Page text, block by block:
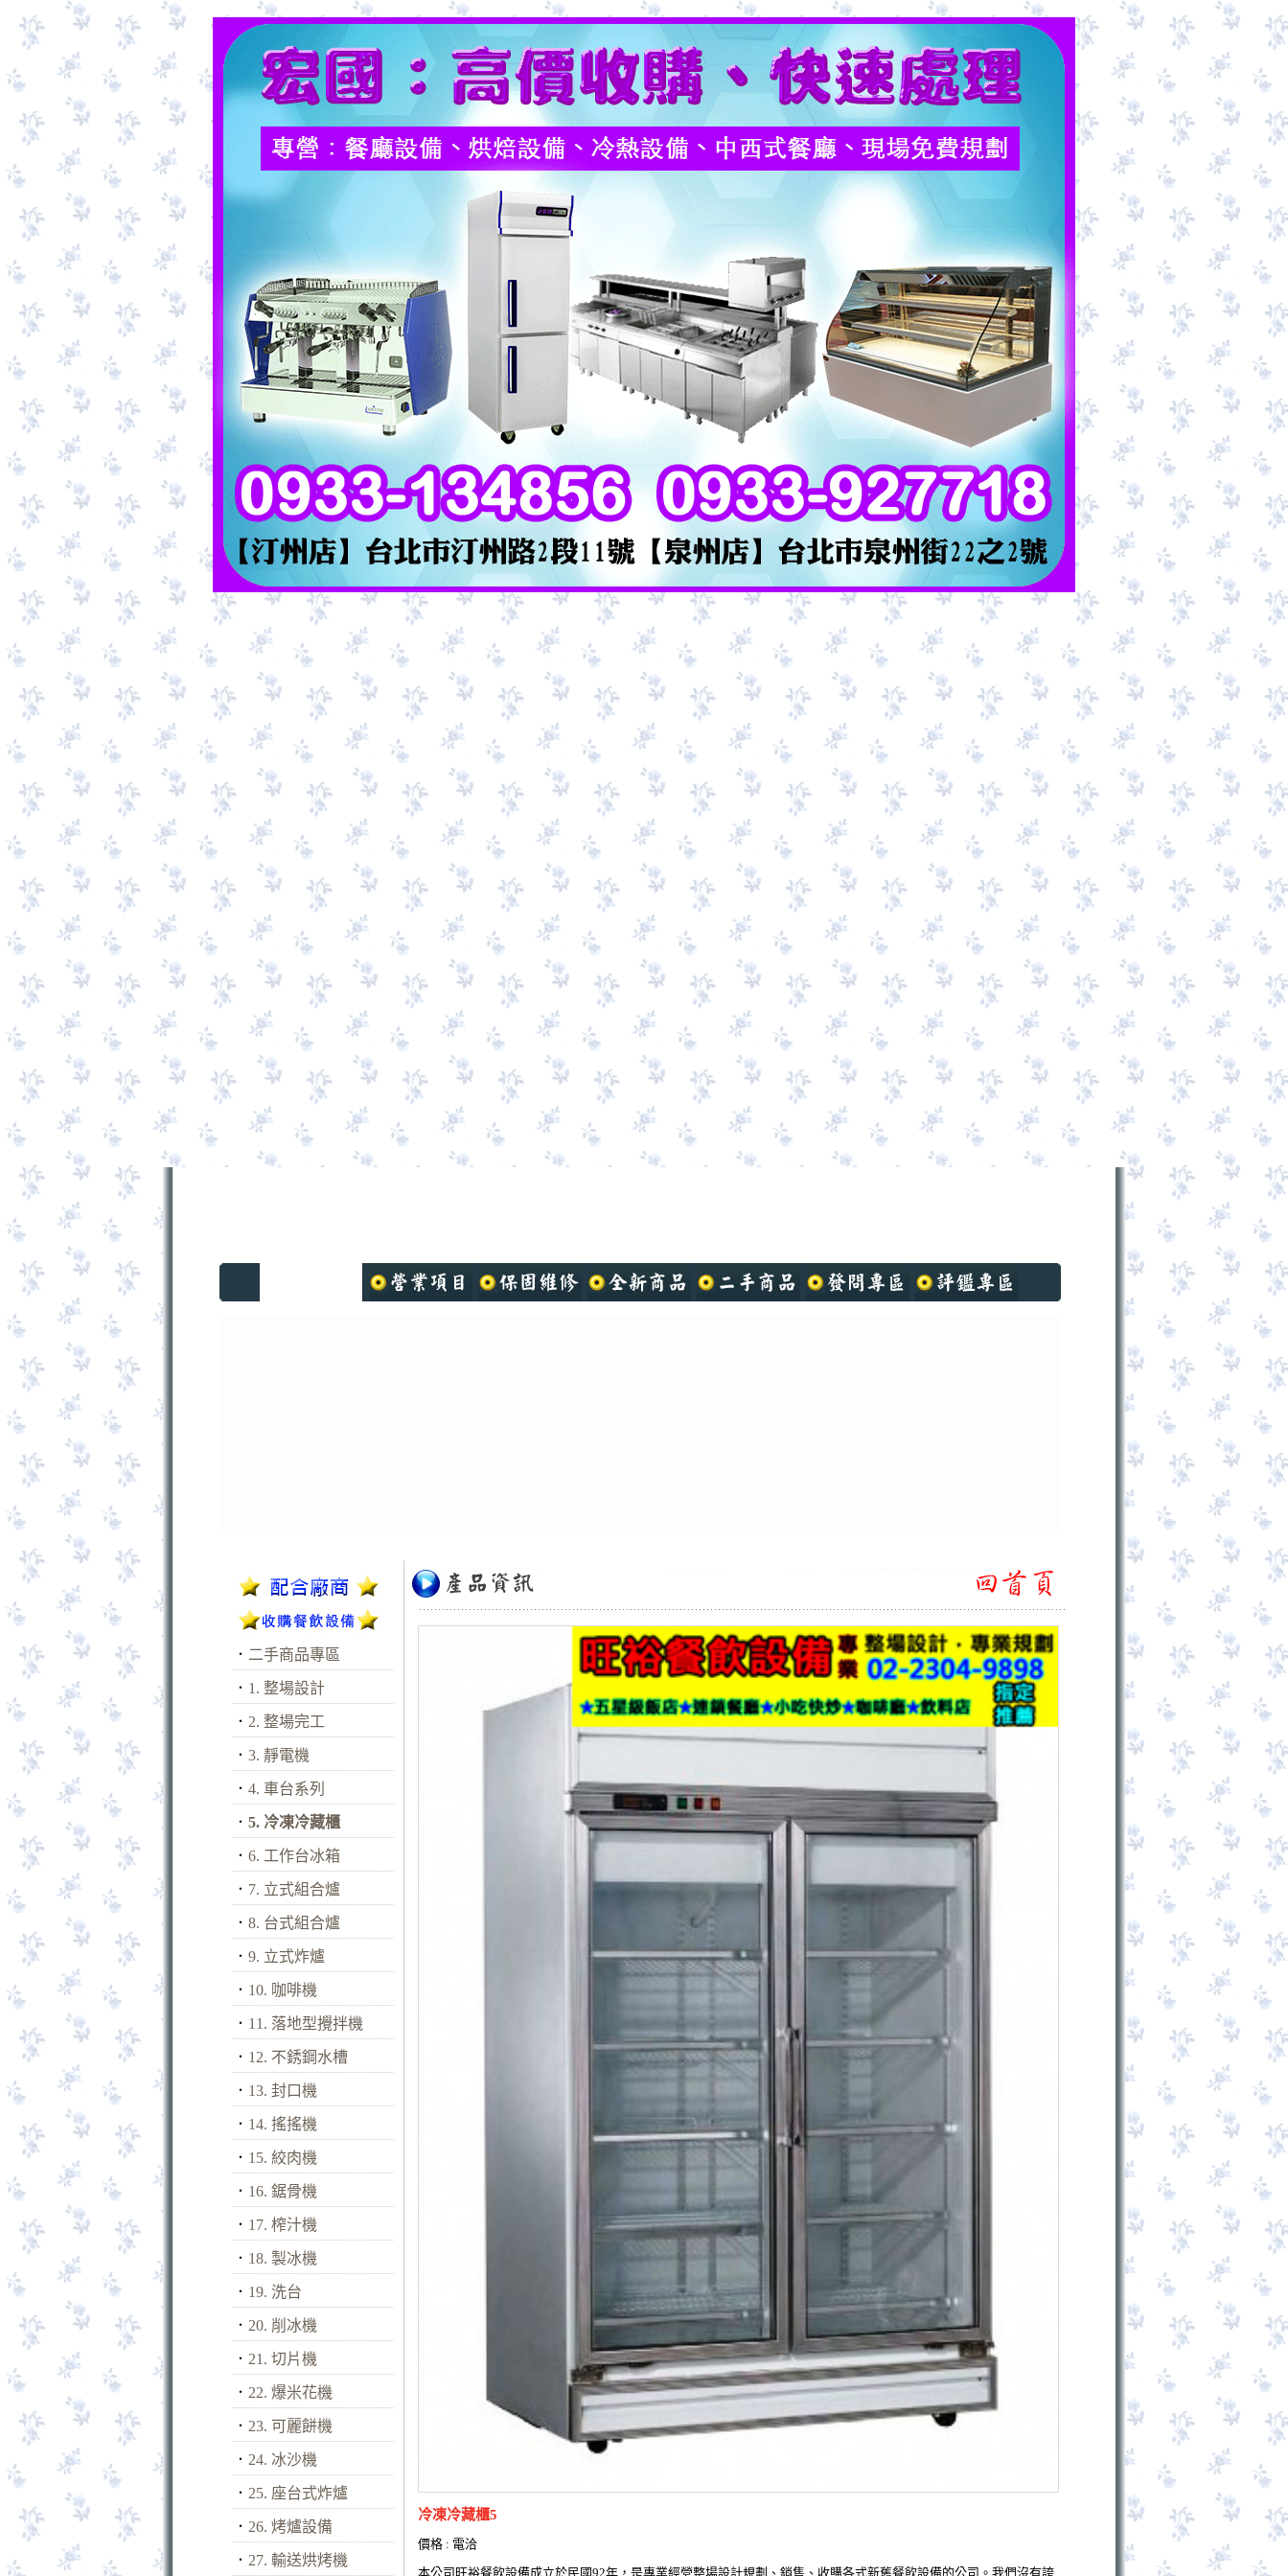
． 二手商品專區
． 1. 整場設計
． 2. 整場完工
． 3. 靜電機
． 4. 車台系列
． 5. 冷凍冷藏櫃
． 6. 工作台冰箱
． 7. 立式組合爐
． 8. 台式組合爐
． 9. 立式炸爐
． 10. 咖啡機
． 11. 落地型攪拌機
． 12. 不銹鋼水槽
． 13. 封口機
． 14. 搖搖機
． 15. 絞肉機
． 16. 鋸骨機
． 17. 榨汁機
． 18. 製冰機
． 19. 洗台
． 20. 削冰機
． 21. 切片機
． 22. 爆米花機
． 23. 可麗餅機
． 24. 冰沙機
． 25. 座台式炸爐
． 26. 烤爐設備
． 27. 輸送烘烤機
冷凍冷藏櫃5
價格 : 電洽
本公司旺裕餐飲設備成立於民國92年，是專業經營整場設計規劃、銷售、收購各式新舊餐飲設備的公司。我們沒有誇